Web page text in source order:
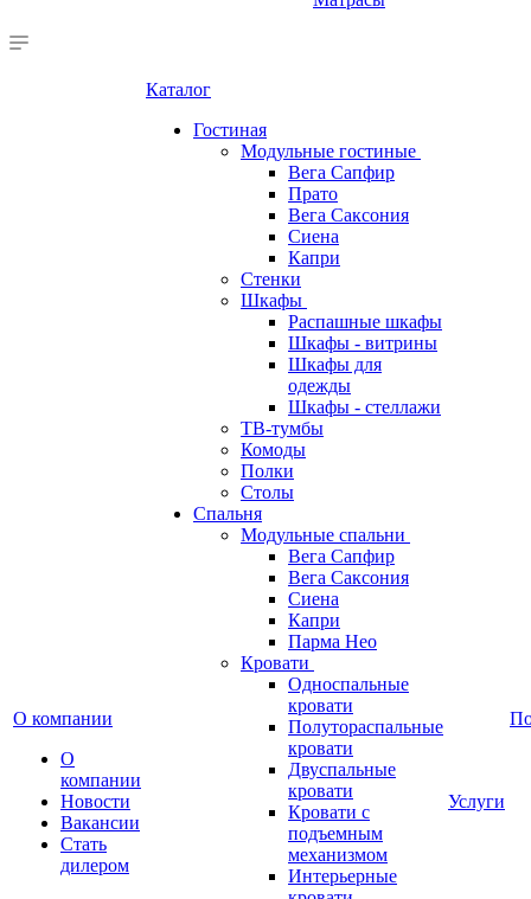
О компании
О
компании
Новости
Вакансии
Стать
дилером
Каталог
Гостиная
Модульные гостиные
Вега Сапфир
Прато
Вега Саксония
Сиена
Капри
Стенки
Шкафы
Распашные шкафы
Шкафы - витрины
Шкафы для
одежды
Шкафы - стеллажи
ТВ-тумбы
Комоды
Полки
Столы
Спальня
Модульные спальни
Вега Сапфир
Вега Саксония
Сиена
Капри
Парма Нео
Кровати
Односпальные
кровати
Полутораспальные
кровати
Двуспальные
кровати
Кровати с
подъемным
механизмом
Интерьерные
Услуги